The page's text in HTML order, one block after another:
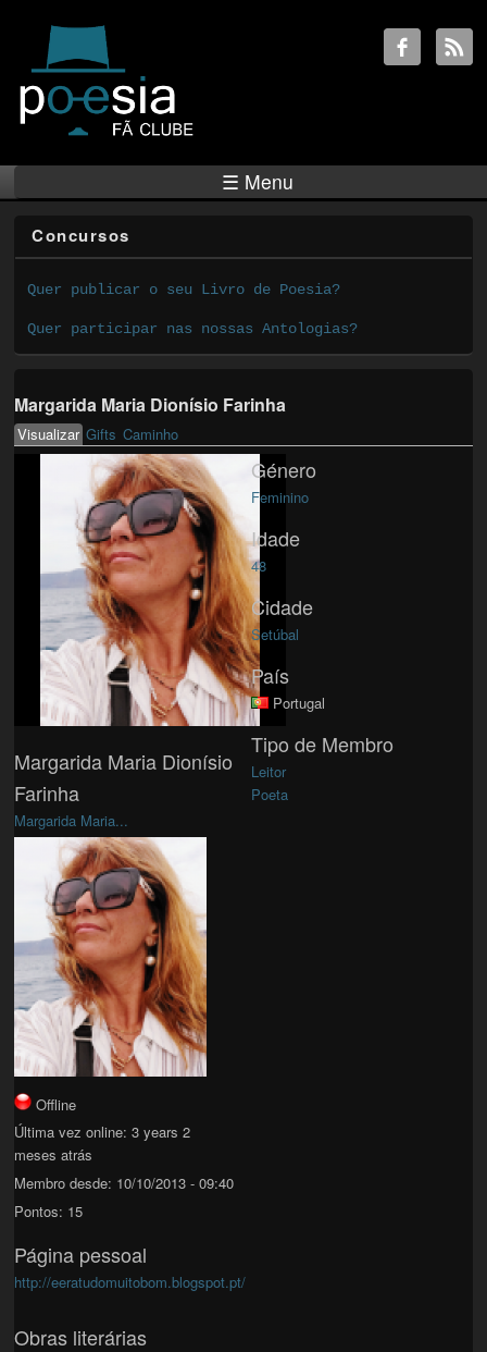
☰ Menu
Concursos
Quer publicar o seu Livro de Poesia?
Quer participar nas nossas Antologias?
Margarida Maria Dionísio Farinha
Primary tabs
Visualizar(active tab)
Gifts Caminho
Margarida Maria Dionísio
Farinha
Margarida Maria...
Offline
Última vez online: 3 years 2
meses atrás
Membro desde: 10/10/2013 - 09:40
Pontos: 15
Género
Feminino
Idade
48
Cidade
Setúbal
País
Portugal
Tipo de Membro
Leitor
Poeta
Página pessoal
http://eeratudomuitobom.blogspot.pt/
Obras literárias